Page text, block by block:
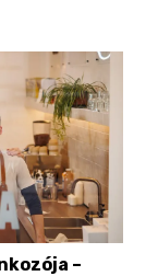
–